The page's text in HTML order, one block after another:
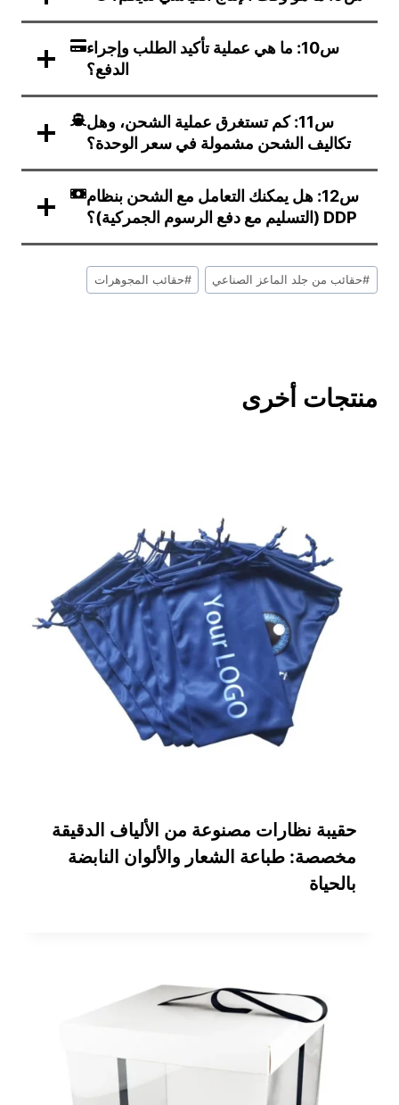
س10: ما هي عملية تأكيد الطلب وإجراء
الدفع؟
س11: كم تستغرق عملية الشحن، وهل
تكاليف الشحن مشمولة في سعر الوحدة؟
س12: هل يمكنك التعامل مع الشحن بنظام
DDP (التسليم مع دفع الرسوم الجمركية)؟
علامات
التدوينة:
#حقائب من جلد الماعز الصناعي #حقائب المجوهرات
منتجات أخرى
حقيبة نظارات مصنوعة من الألياف الدقيقة
مخصصة: طباعة الشعار والألوان النابضة
بالحياة